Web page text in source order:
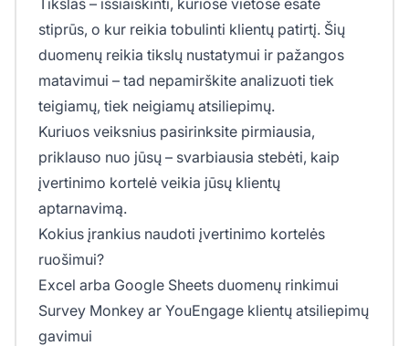
stiprūs, o kur reikia tobulinti klientų patirtį. Šių
duomenų reikia tikslų nustatymui ir pažangos
matavimui – tad nepamirškite analizuoti tiek
teigiamų, tiek neigiamų atsiliepimų.
Kuriuos veiksnius pasirinksite pirmiausia,
priklauso nuo jūsų – svarbiausia stebėti, kaip
įvertinimo kortelė veikia jūsų klientų
aptarnavimą.
Kokius įrankius naudoti įvertinimo kortelės
ruošimui?
Excel arba Google Sheets duomenų rinkimui
Survey Monkey ar YouEngage klientų atsiliepimų
gavimui